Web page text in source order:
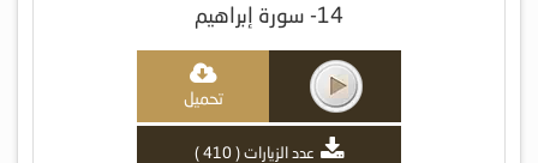
14- سورة إبراهيم
تحميل
عدد الزيارات ( 410 )